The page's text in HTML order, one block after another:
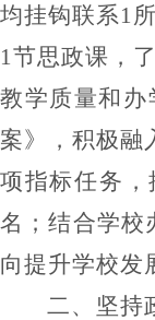
均挂钩联系1
1 节思政课，
教学质量和办
案》，积极融
项指标任务
名；结合学校
向提升学校发
二、
坚持